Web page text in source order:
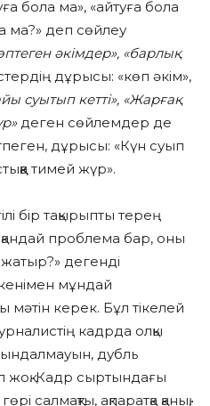
бола ма», «айтуға бола
ма?» деп сөйлеу
әкімдер», «барлық
дұрысы: «көп әкім»,
суытып кетті», «Жарғақ
деген сөйлемдер де
дұрысы: «Күн суып
тимей жүр».
бір тақырыпты терең
проблема бар, оны
дегенді
мұндай
мәтін керек. Бұл тікелей
кадрда олқы
дубль
жоқ. Кадр сыртындағы
салмақты, ақпаратқа қанық,